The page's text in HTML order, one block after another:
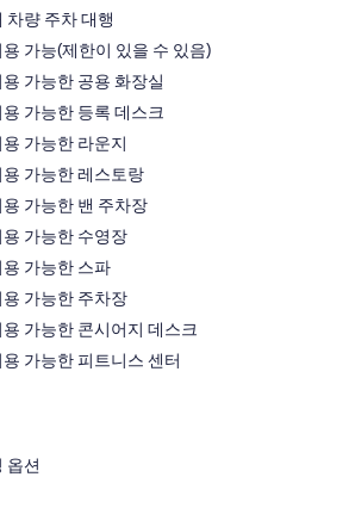
차량 주차 대행
가능(제한이 있을 수 있음)
가능한 공용 화장실
가능한 등록 데스크
가능한 라운지
가능한 레스토랑
가능한 밴 주차장
가능한 수영장
가능한 스파
가능한 주차장
가능한 콘시어지 데스크
가능한 피트니스 센터
옵션